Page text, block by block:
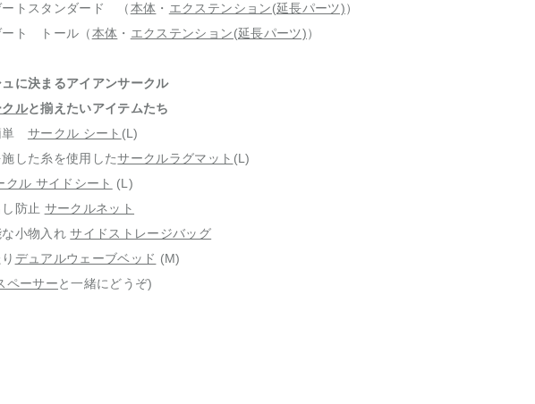
ートスタンダード （本体 ・ エクステンション(延長パーツ)）
ート トール（本体 ・ エクステンション(延長パーツ)）
に決まるアイアンサークル
ルと揃えたいアイテムたち
単 サークル シート (L)
した糸を使用したサークルラグマット (L)
クル サイドシート (L)
防止 サークルネット
な小物入れサイドストレージバッグ
デュアルウェーブベッド (M)
ペーサーと一緒にどうぞ)